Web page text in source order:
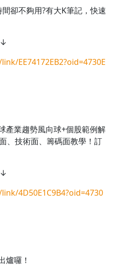
卻不夠用?有大K筆記，快速
EE74172EB2?oid=4730E
產業趨勢風向球+個股範例解
、技術面、籌碼面教學！訂
4D50E1C9B4?oid=4730
爐囉！